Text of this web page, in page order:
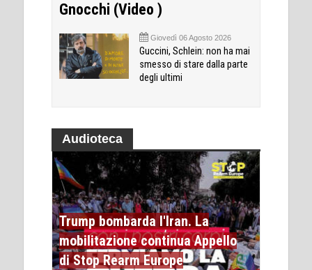
Gnocchi (Video )
Giovedì 06 Agosto 2026
Guccini, Schlein: non ha mai
smesso di stare dalla parte
degli ultimi
Audioteca
Trump bombarda l'Iran. La
mobilitazione continua Appello
di Stop Rearm Europe